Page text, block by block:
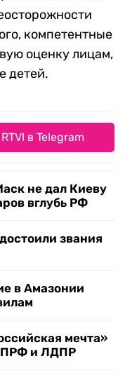
компетентные
оценку лицам,
детей.
в Telegram
не дал Киеву
вглубь РФ
звания
в Амазонии
мечта»
и ЛДПР